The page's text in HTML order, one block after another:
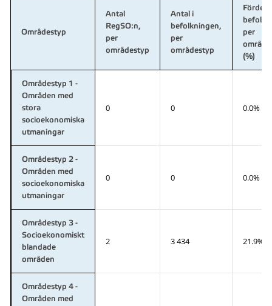
Områdestyp
Antal
RegSO:n,
per
områdestyp
Antal i
befolkningen,
per
områdestyp
per
(%)
Områdestyp 1 -
Områden med
stora
socioekonomiska
utmaningar
0 0 0.0%
Områdestyp 2 -
Områden med
socioekonomiska
utmaningar
0 0 0.0%
Områdestyp 3 -
Socioekonomiskt
blandade
områden
2 3 434 21.9%
Områdestyp 4 -
Områden med